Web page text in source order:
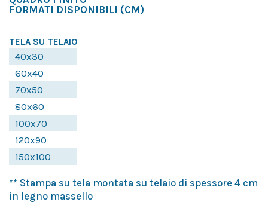
FORMATI DISPONIBILI (CM)
TELA SU TELAIO
40x30
60x40
70x50
80x60
100x70
120x90
150x100
** Stampa su tela montata su telaio di spessore 4 cm
in legno massello